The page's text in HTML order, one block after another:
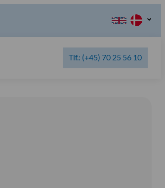
Tlf.: (+45) 70 25 56 10